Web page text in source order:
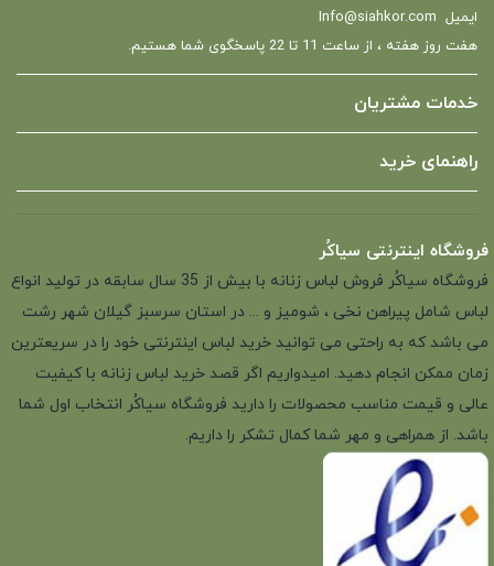
ایمیل Info@siahkor.com
هفت روز هفته ، از ساعت 11 تا 22 پاسخگوی شما هستیم.
خدمات مشتریان
راهنمای خرید
فروشگاه اینترنتی سیاکُر
فروشگاه سیاکُر فروش لباس زنانه با بیش از 35 سال سابقه در تولید انواع
لباس شامل پیراهن نخی ، شومیز و ... در استان سرسبز گیلان شهر رشت
می باشد که به راحتی می توانید خرید لباس اینترنتی خود را در سریعترین
زمان ممکن انجام دهید. امیدواریم اگر قصد خرید لباس زنانه با کیفیت
عالی و قیمت مناسب محصولات را دارید فروشگاه سیاکُر انتخاب اول شما
باشد. از همراهی و مهر شما کمال تشکر را داریم.